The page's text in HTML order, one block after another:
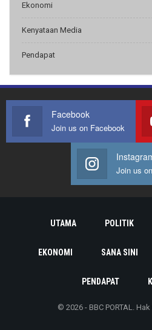
Ekonomi
Kenyataan Media
Pendapat
Facebook
Join us on Facebook
Join us
UTAMA POLITIK
EKONOMI SANA SINI
PENDAPAT
© 2026 - BBC PORTAL.